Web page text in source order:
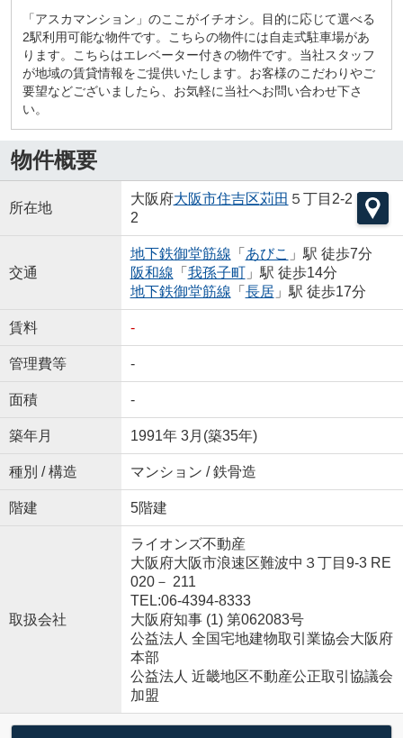
「アスカマンション」のここがイチオシ。目的に応じて選べる
2駅利用可能な物件です。こちらの物件には自走式駐車場があ
ります。こちらはエレベーター付きの物件です。当社スタッフ
が地域の賃貸情報をご提供いたします。お客様のこだわりやご
要望などございましたら、お気軽に当社へお問い合わせ下さ
い。
物件概要
所在地
大阪府大阪市住吉区苅田 ５丁目2-2
2
交通
地下鉄御堂筋線 「 あびこ 」駅 徒歩7分
阪和線 「 我孫子町」駅 徒歩14分
地下鉄御堂筋線 「 長居」駅 徒歩17分
賃料 -
管理費等 -
面積 -
築年月 1991年 3月(築35年)
種別 / 構造 マンション / 鉄骨造
階建 5階建
取扱会社
ライオンズ不動産
大阪府大阪市浪速区難波中３丁目9-3 RE
020－ 211
TEL:06-4394-8333
大阪府知事 (1) 第062083号
公益法人 全国宅地建物取引業協会大阪府
本部
公益法人 近畿地区不動産公正取引協議会
加盟